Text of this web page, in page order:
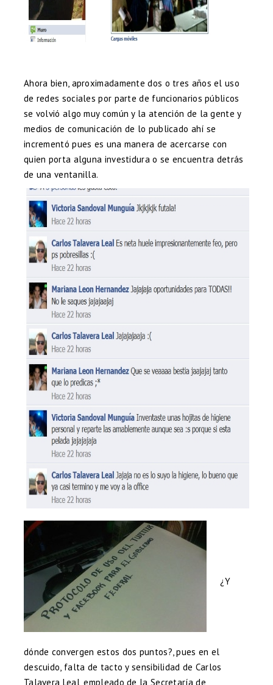
Ahora bien, aproximadamente dos o tres años el uso
de redes sociales por parte de funcionarios públicos
se volvió algo muy común y la atención de la gente y
medios de comunicación de lo publicado ahí se
incrementó pues es una manera de acercarse con
quien porta alguna investidura o se encuentra detrás
de una ventanilla.
¿Y
dónde convergen estos dos puntos?, pues en el
descuido, falta de tacto y sensibilidad de Carlos
Talavera Leal, empleado de la Secretaría de